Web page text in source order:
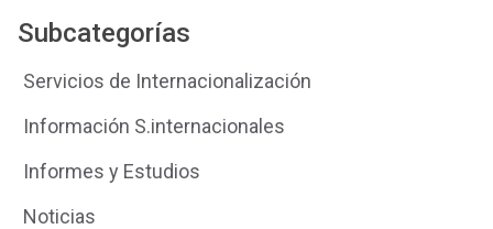
Subcategorías
Servicios de Internacionalización
Información S.internacionales
Informes y Estudios
Noticias